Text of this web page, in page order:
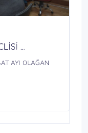
...
AYI OLAĞAN